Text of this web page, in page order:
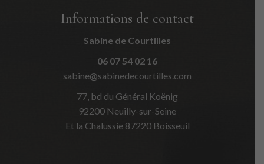
Informations de contact
Sabine de Courtilles
06 07 54 02 16
sabine@sabinedecourtilles.com
77, bd du Général Koënig
92200 Neuilly-sur-Seine
Et la Chalussie 87220 Boisseuil